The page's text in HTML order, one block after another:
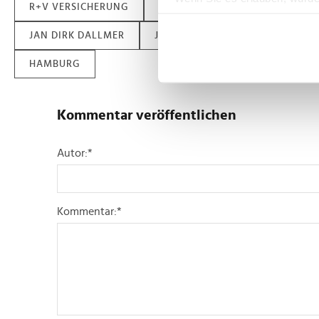
Erfahren Sie mehr darüber,
und die Zugriffe auf unsere
R+V VERSICHERUNG
JAN DIRK DALLMER JENS HASSELBÄCHER
HAMBURG
Kommentar veröffentlichen
Autor:*
Kommentar:*